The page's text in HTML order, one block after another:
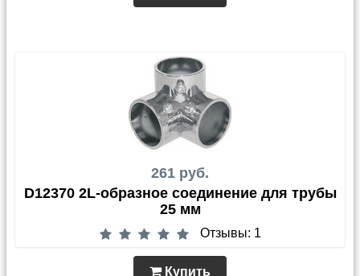
261 руб.
D12370 2L-образное соединение для трубы
25 мм
Отзывы: 1
Купить